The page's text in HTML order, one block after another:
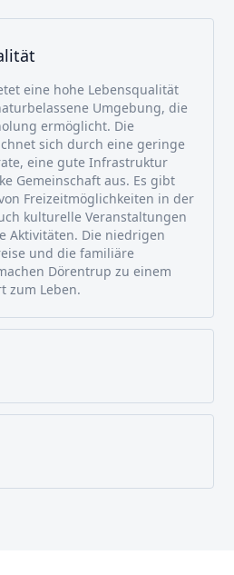
eine hohe Lebensqualität
Umgebung, die
ermöglicht. Die
sich durch eine geringe
eine gute Infrastruktur
Gemeinschaft aus. Es gibt
Freizeitmöglichkeiten in der
kulturelle Veranstaltungen
Aktivitäten. Die niedrigen
und die familiäre
Dörentrup zu einem
zum Leben.